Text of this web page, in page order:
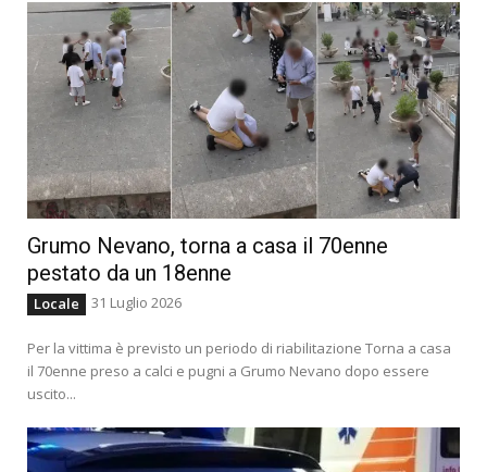
Grumo Nevano, torna a casa il 70enne
pestato da un 18enne
Locale 31 Luglio 2026
Per la vittima è previsto un periodo di riabilitazione Torna a casa
il 70enne preso a calci e pugni a Grumo Nevano dopo essere
uscito...